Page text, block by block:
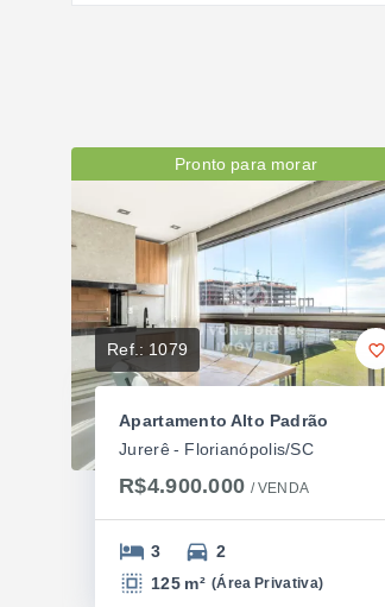
Pronto para morar
Ref.: 1079
Apartamento Alto Padrão
Jurerê - Florianópolis/SC
R$4.900.000 / VENDA
3
2
125 m² (Área Privativa)